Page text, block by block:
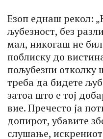
Езоп еднаш рекол:
љубезност, без
мал, никогаш не
поблиску до
пољубезни отколку
треба да бидете
затоа што е тој
вие. Пречесто ја
допирот, убавите
слушање,